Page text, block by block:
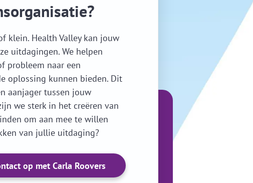
klein. Health Valley kan jouw
uitdagingen. We helpen
probleem naar een
oplossing kunnen bieden. Dit
aanjager tussen jouw
we sterk in het creëren van
om aan mee te willen
van jullie uitdaging?
op met Carla Roovers